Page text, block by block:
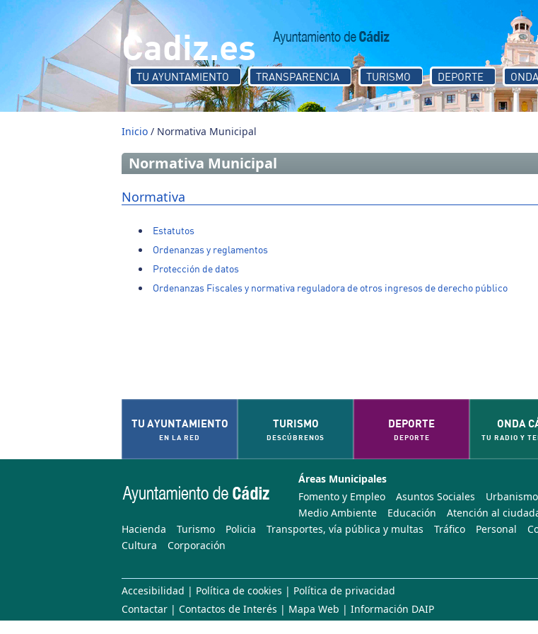
Pasar al contenido principal
Cadiz.es
TU AYUNTAMIENTO TRANSPARENCIA TURISMO DEPORTE
Inicio / Normativa Municipal
Normativa Municipal
Normativa
Estatutos
Ordenanzas y reglamentos
Protección de datos
Ordenanzas Fiscales y normativa reguladora de otros ingresos de derecho público
TU AYUNTAMIENTO
EN LA RED
TURISMO
DESCÚBRENOS
DEPORTE
DEPORTE
ONDA
TU RADIO Y
Áreas Municipales
Fomento y Empleo
Asuntos Sociales Urbanismo
Medio Ambiente
Educación Atención al
Hacienda
Turismo Policia Transportes, vía pública y multas Tráfico Personal
Cultura
Corporación
Accesibilidad | Política de cookies | Política de privacidad
Contactar | Contactos de Interés | Mapa Web | Información DAIP